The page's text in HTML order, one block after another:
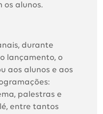
os alunos.
durante
lançamento, o
aos alunos e aos
palestras e
entre tantos